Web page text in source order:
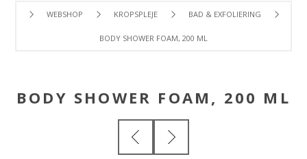
WEBSHOP KROPSPLEJE BAD & EXFOLIERING
BODY SHOWER FOAM, 200 ML
BODY SHOWER FOAM, 200 ML